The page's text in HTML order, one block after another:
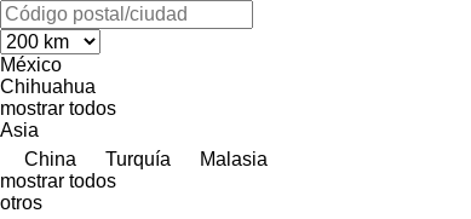
México
Chihuahua
mostrar todos
Asia
China
Turquía
Malasia
mostrar todos
otros